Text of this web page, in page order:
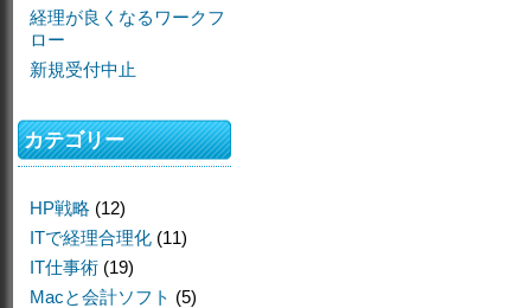
経理が良くなるワークフ
ロー
新規受付中止
カテゴリー
HP戦略 (12)
ITで経理合理化 (11)
IT仕事術 (19)
Macと会計ソフト (5)